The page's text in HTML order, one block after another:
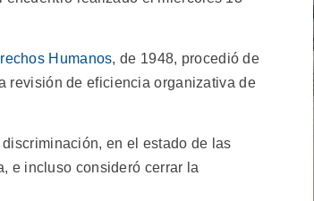
Humanos, de 1948, procedió de
revisión de eficiencia organizativa de
en el estado de las
e incluso consideró cerrar la